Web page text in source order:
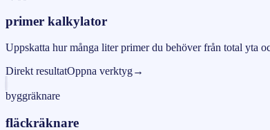
primer kalkylator
Uppskatta hur många liter primer du behöver från total yta
Direkt resultatOppna verktyg→
byggräknare
fläckräknare